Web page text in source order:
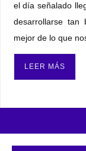
el día señalado
desarrollarse tan
mejor de lo que
LEER MÁS